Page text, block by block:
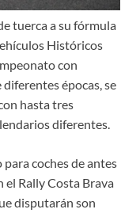
tuerca a su fórmula
Históricos
con
épocas, se
hasta tres
diferentes.
coches de antes
el Rally Costa Brava
disputarán son